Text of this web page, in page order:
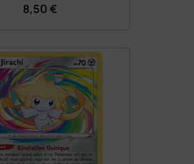
8,50 €